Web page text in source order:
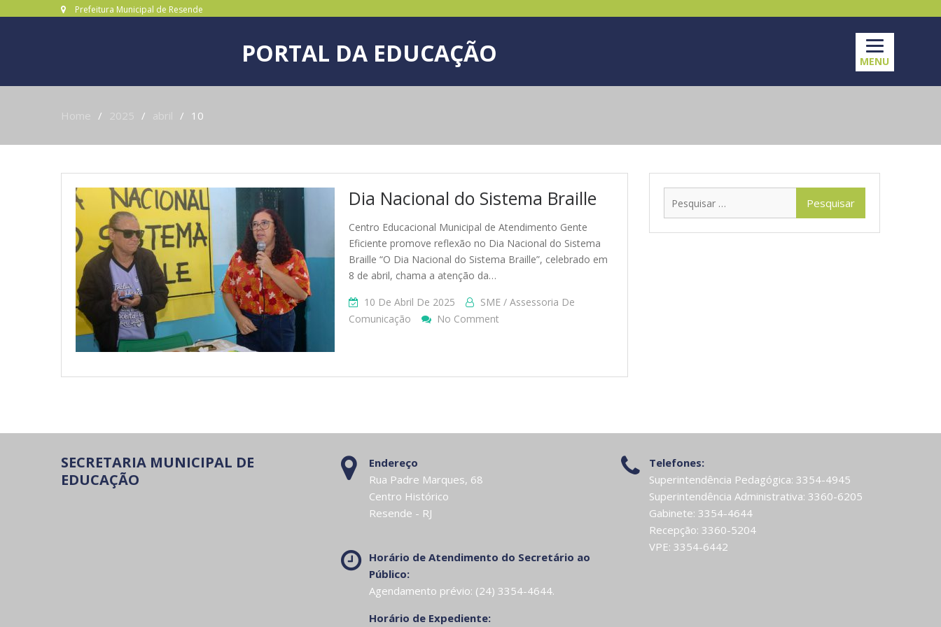
Prefeitura Municipal de Resende
PORTAL DA EDUCAÇÃO
Home 2025 abril 10
Dia Nacional do Sistema Braille
Centro Educacional Municipal de Atendimento Gente
Eficiente promove reflexão no Dia Nacional do Sistema
Braille “O Dia Nacional do Sistema Braille”, celebrado em
8 de abril, chama a atenção da…
10 De Abril De 2025
SME / Assessoria De
Comunicação
No Comment
SECRETARIA MUNICIPAL DE
EDUCAÇÃO
Endereço
Rua Padre Marques, 68
Centro Histórico
Resende - RJ
Horário de Atendimento do Secretário ao
Público:
Agendamento prévio: (24) 3354-4644.
Horário de Expediente:
Telefones:
Superintendência Pedagógica: 3354-4945
Superintendência Administrativa: 3360-6205
Gabinete: 3354-4644
Recepção: 3360-5204
VPE: 3354-6442
MENU